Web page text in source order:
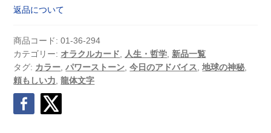
蓮
（2025
年
10
月
発
売）
返品について
商品コード:01-36-294
カテゴリー: オラクルカード, 人生・哲学,新品一覧
タグ: カラー,パワーストーン,今日のアドバイス,地球の神秘,
頼もしい力,龍体文字